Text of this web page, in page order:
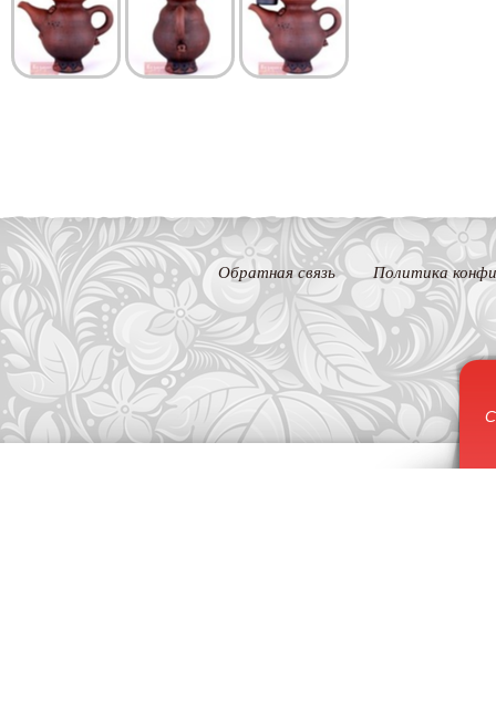
Обратная связь Политика